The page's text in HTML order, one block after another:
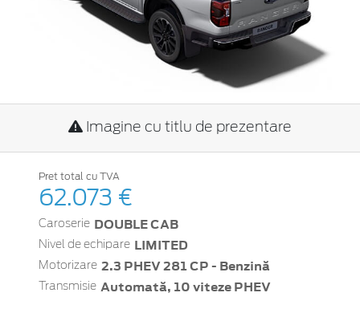
Imagine cu titlu de prezentare
Pret total cu TVA
62.073 €
Caroserie DOUBLE CAB
Nivel de echipare LIMITED
Motorizare 2.3 PHEV 281 CP - Benzină
Transmisie Automată, 10 viteze PHEV